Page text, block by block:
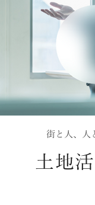
街と人、人
土地